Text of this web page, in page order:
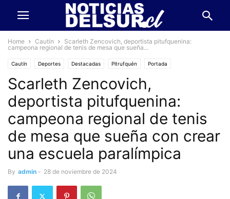
Home Cautín
Scarleth Zencovich, deportista pitufquenina:
campeona regional de tenis de mesa que sueña...
Cautín Deportes Destacadas Pitrufquén Portada
Scarleth Zencovich,
deportista pitufquenina:
campeona regional de tenis
de mesa que sueña con crear
una escuela paralímpica
By admin - 28 de noviembre de 2024